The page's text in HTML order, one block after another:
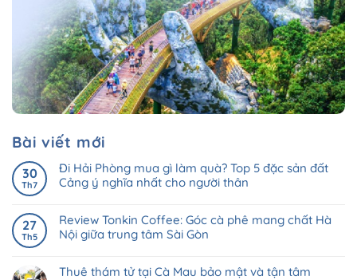
Bài viết mới
30
Th7
Đi Hải Phòng mua gì làm quà? Top 5 đặc sản đất
Cảng ý nghĩa nhất cho người thân
27
Th5
Review Tonkin Coffee: Góc cà phê mang chất Hà
Nội giữa trung tâm Sài Gòn
Thuê thám tử tại Cà Mau bảo mật và tận tâm